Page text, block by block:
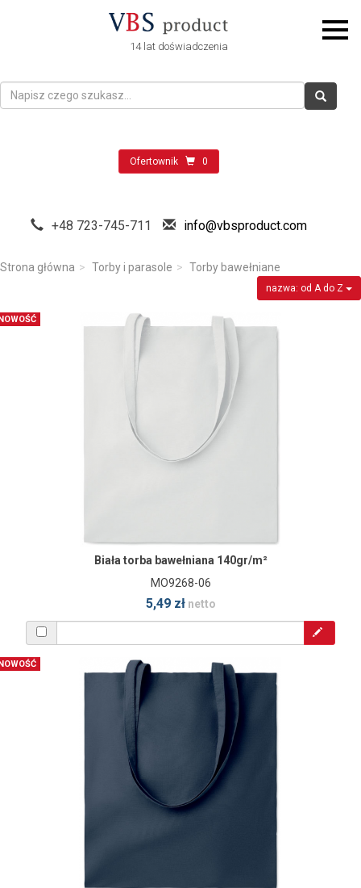
14 lat doświadczenia
Ofertownik 0
+48 723-745-711 info@vbsproduct.com
Strona główna Torby i parasole Torby bawełniane
nazwa: od A do Z
Biała torba bawełniana 140gr/m²
MO9268-06
5,49 złnetto